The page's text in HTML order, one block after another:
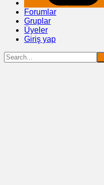
Forumlar
Gruplar
Üyeler
Giriş yap